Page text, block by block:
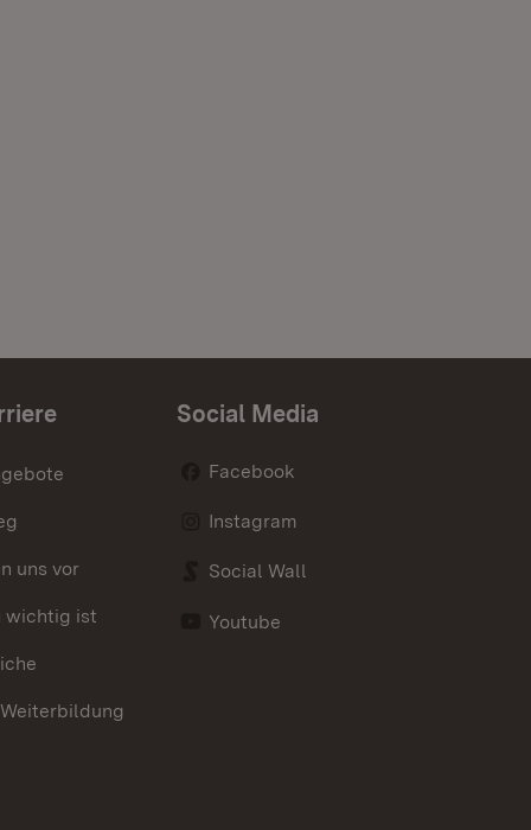
uns vor
wichtig ist
Social Media
Facebook
Instagram
Social Wall
Youtube